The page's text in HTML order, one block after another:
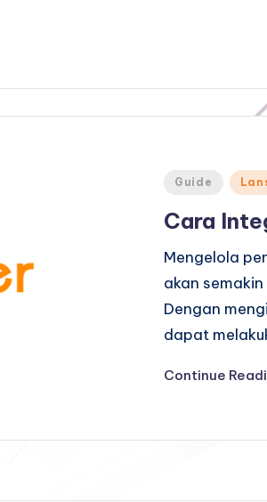
Posted
Guide
Cara
Mengelola
akan
Dengan
dapat
Continue